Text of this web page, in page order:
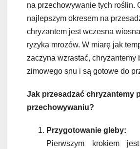
na przechowywanie tych roślin.
najlepszym okresem na
chryzantem jest wczesna
ryzyka mrozów. W miarę jak
zaczyna wzrastać, chryzantemy
zimowego snu i są gotowe do
Jak przesadzać chryzantemy
przechowywaniu?
Przygotowanie gleby:
Pierwszym krokiem